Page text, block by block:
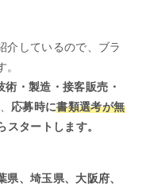
介しているので、ブラ
・製造・接客販売・
、 応募時に書類選考が無
タートします。
、埼玉県、大阪府、